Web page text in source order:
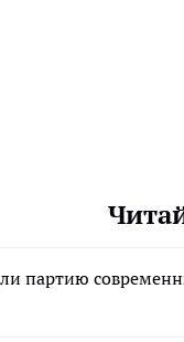
партию